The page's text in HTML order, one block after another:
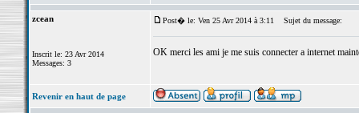
zcean
Inscrit le: 23 Avr 2014
Messages: 3
Post� le: Ven 25 Avr 2014 à 3:11 Sujet du message:
OK merci les ami je me suis connecter a internet
Revenir en haut de page